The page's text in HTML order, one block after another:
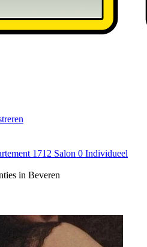
1712 Salon 0 Individueel
in Beveren